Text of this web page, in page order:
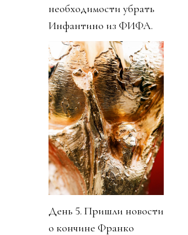
необходимости убрать
Инфантино из ФИФА.
День 5. Пришли новости
о кончине Франко